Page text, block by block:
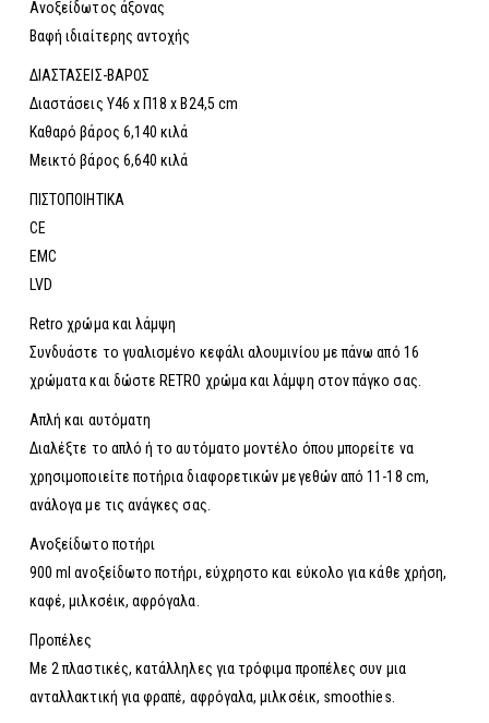
Ανοξείδωτος άξονας
Βαφή ιδιαίτερης αντοχής
ΔΙΑΣΤΑΣΕΙΣ-ΒΑΡΟΣ
Διαστάσεις Υ46 x Π18 x Β24,5 cm
Καθαρό βάρος 6,140 κιλά
Μεικτό βάρος 6,640 κιλά
ΠΙΣΤΟΠΟΙΗΤΙΚΑ
CE
EMC
LVD
Retro χρώμα και λάμψη
Συνδυάστε το γυαλισμένο κεφάλι αλουμινίου με πάνω από 16
χρώματα και δώστε RETRO χρώμα και λάμψη στον πάγκο σας.
Απλή και αυτόματη
Διαλέξτε το απλό ή το αυτόματο μοντέλο όπου μπορείτε να
χρησιμοποιείτε ποτήρια διαφορετικών μεγεθών από 11-18 cm,
ανάλογα με τις ανάγκες σας.
Ανοξείδωτο ποτήρι
900 ml ανοξείδωτο ποτήρι, εύχρηστο και εύκολο για κάθε χρήση,
καφέ, μιλκσέικ, αφρόγαλα.
Προπέλες
Με 2 πλαστικές, κατάλληλες για τρόφιμα προπέλες συν μια
ανταλλακτική για φραπέ, αφρόγαλα, μιλκσέικ, smoothies.